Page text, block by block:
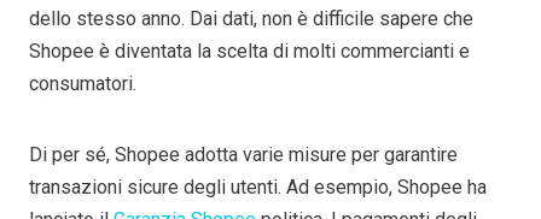
dello stesso anno. Dai dati, non è difficile sapere che
Shopee è diventata la scelta di molti commercianti e
consumatori.
Di per sé, Shopee adotta varie misure per garantire
transazioni sicure degli utenti. Ad esempio, Shopee ha